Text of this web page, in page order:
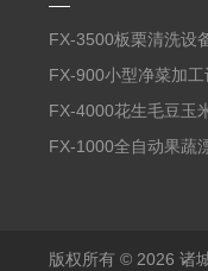
FX-3500板栗清洗设
全自动气泡清洗机
FX-900小型净菜加工
备野菜清洗机
FX-4000花生毛豆玉
蒸煮漂烫机
FX-1000全自动果蔬
版权所有 © 2026 诸